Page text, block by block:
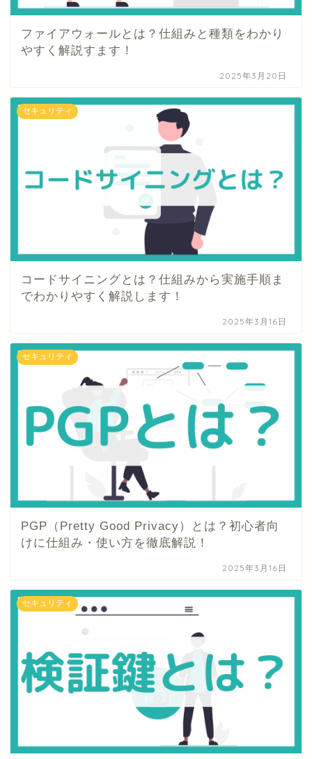
ファイアウォールとは？仕組みと種類をわかり
やすく解説すます！
2025年3月20日
セキュリティ
コードサイニングとは？仕組みから実施手順ま
でわかりやすく解説します！
2025年3月16日
セキュリティ
PGP（Pretty Good Privacy）とは？初心者向
けに仕組み・使い方を徹底解説！
2025年3月16日
セキュリティ